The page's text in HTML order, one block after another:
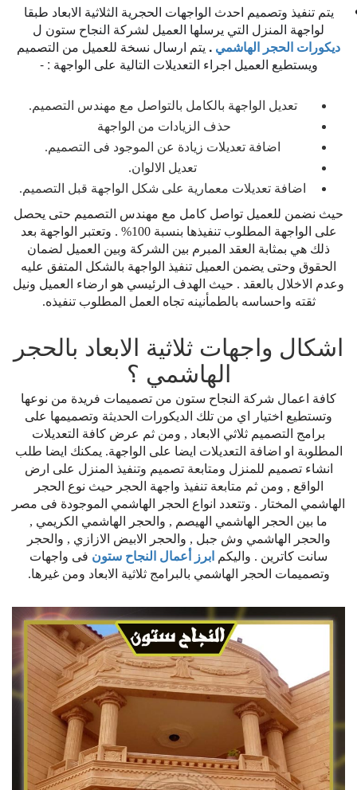
يتم تنفيذ وتصميم احدث الواجهات الحجرية الثلاثية الابعاد طبقا
لواجهة المنزل التي يرسلها العميل لشركة النجاح ستون ل
ديكورات الحجر الهاشمي . يتم ارسال نسخة للعميل من التصميم
ويستطيع العميل اجراء التعديلات التالية على الواجهة : -
تعديل الواجهة بالكامل بالتواصل مع مهندس التصميم.
حذف الزيادات من الواجهة
اضافة تعديلات زيادة عن الموجود فى التصميم.
تعديل الالوان.
اضافة تعديلات معمارية على شكل الواجهة قبل التصميم.
حيث نضمن للعميل تواصل كامل مع مهندس التصميم حتى يحصل
على الواجهة المطلوب تنفيذها بنسبة 100% . وتعتبر الواجهة بعد
ذلك هي بمثابة العقد المبرم بين الشركة وبين العميل لضمان
الحقوق وحتى يضمن العميل تنفيذ الواجهة بالشكل المتفق عليه
وعدم الاخلال بالعقد . حيث الهدف الرئيسي هو ارضاء العميل ونيل
ثقته واحساسه بالطمأنينه تجاه العمل المطلوب تنفيذه.
اشكال واجهات ثلاثية الابعاد بالحجر
الهاشمي ؟
كافة اعمال شركة النجاح ستون من تصميمات فريدة من نوعها
وتستطيع اختيار اي من تلك الديكورات الحديثة وتصميمها على
برامج التصميم ثلاثي الابعاد , ومن ثم عرض كافة التعديلات
المطلوبة او اضافة التعديلات ايضا على الواجهة. يمكنك ايضا طلب
انشاء تصميم للمنزل ومتابعة تصميم وتنفيذ المنزل على ارض
الواقع , ومن ثم متابعة تنفيذ واجهة الحجر حيث نوع الحجر
الهاشمي المختار . وتتعدد انواع الحجر الهاشمي الموجودة فى مصر
ما بين الحجر الهاشمي الهيصم , والحجر الهاشمي الكريمي ,
والحجر الهاشمي وش جبل , والحجر الابيض الازازي , والحجر
سانت كاترين . واليكم ابرز أعمال النجاح ستون فى واجهات
وتصميمات الحجر الهاشمي بالبرامج ثلاثية الابعاد ومن غيرها.